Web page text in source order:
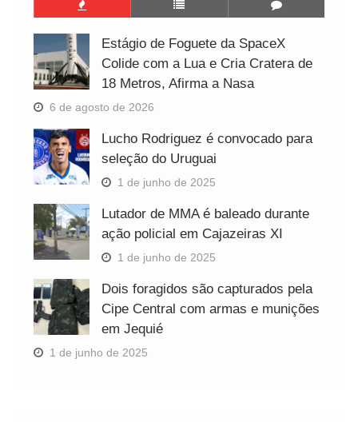
Estágio de Foguete da SpaceX
Colide com a Lua e Cria Cratera de
18 Metros, Afirma a Nasa
6 de agosto de 2026
Lucho Rodriguez é convocado para
seleção do Uruguai
1 de junho de 2025
Lutador de MMA é baleado durante
ação policial em Cajazeiras XI
1 de junho de 2025
Dois foragidos são capturados pela
Cipe Central com armas e munições
em Jequié
1 de junho de 2025